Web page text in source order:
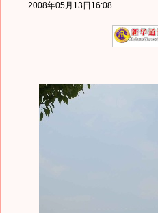
2008年05月13日16:08